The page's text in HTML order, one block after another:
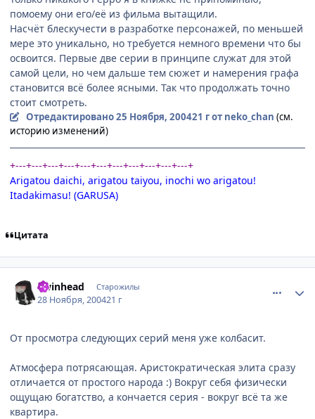
помоему они его/её из фильма вытащили.
Насчёт блескучести в разработке персонажей, по меньшей
мере это уникально, но требуется немного времени что бы
освоится. Первые две серии в принципе служат для этой
самой цели, но чем дальше тем сюжет и намерения графа
становится всё более ясными. Так что продолжать точно
стоит смотреть.
Отредактировано25 Ноября, 200421 гот neko_chan (см.
историю изменений)
+---+---+---+---+---+---+---+---+---+---+---+
Arigatou daichi, arigatou taiyou, inochi wo arigatou!
Itadakimasu! (GARUSA)
Цитата
Twinhead Старожилы
28 Ноября, 200421 г
От просмотра следующих серий меня уже колбасит.
Атмосфера потрясающая. Аристократическая элита сразу
отличается от простого народа :) Вокруг себя физически
ощущаю богатство, а кончается серия - вокруг всё та же
квартира.